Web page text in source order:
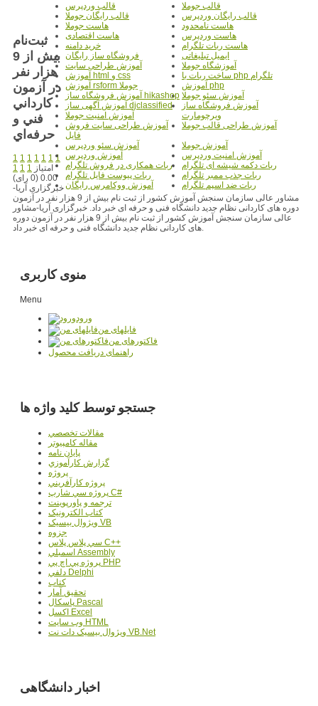
قالب جوملا
قالب وردپرس
قالب رایگان وردپرس
قالب رایگان جوملا
هاست نامحدود
هاست جوملا
هاست وردپرس
هاست اقتصادی
هاست ربات تلگرام
خرید دامنه
ایمیل تبلیغاتی
فروشگاه ساز رایگان
آموزشگاه جوملا
آموزش طراحی سایت
ساخت ربات با php تلگرام
آموزش html و css
آموزش php
آموزش rsform جوملا
آموزش سئو جوملا آموزش فروشگاه ساز hikashop
آموزش فروشگاه ساز
ویرچومارت
آموزش آگهی ساز djclassified
آموزش امنیت جوملا
آموزش طراحی قالب جوملا
آموزش طراحی سایت فروش
فایل
آموزش جوملا
آموزش سئو وردپرس
آموزش امنیت وردپرس
آموزش وردپرس
ربات دکمه شیشه ای تلگرام
ربات همکاری در فروش تلگرام
ربات جذب ممبر تلگرام
ربات پیوست فایل تلگرام
ربات ضد اسپم تلگرام
آموزش ووکامرس رایگان
ثبت‌نام
بيش از 9
هزار نفر
در آزمون
کارداني
فني و
حرفه‌اي
1 1 1 1 1 1 1
1 1 1 امتیاز
0.00 (0 رای)
خبرگزاری آریا-
مشاور عالی سازمان سنجش آموزش کشور از ثبت نام بیش از 9 هزار نفر در آزمون
دوره های کاردانی نظام جدید دانشگاه فنی و حرفه ای خبر داد. خبرگزاری آریا-مشاور
عالی سازمان سنجش آموزش کشور از ثبت نام بیش از 9 هزار نفر در آزمون دوره
های کاردانی نظام جدید دانشگاه فنی و حرفه ای خبر داد.
منوی کاربری
Menu
ورود
فایلهای من
فاکتورهای من
راهنمای دریافت محصول
جستجو توسط کلید واژه ها
مقالات تخصصي
مقاله کامپیوتر
پایان نامه
گزارش کارآموزي
پروژه
پروژه کارآفريني
پروژه سي شارپ C#
ترجمه و پاورپوينت
کتاب الکترونيک
ويژوال بيسيک VB
جزوه
سي پلاس پلاس C++
اسمبلي Assembly
پروژه پي اچ پي PHP
دلفي Delphi
کتاب
تحقيق آمار
پاسکال Pascal
اکسل Excel
وب سايت HTML
ويژوال بيسيک دات نت VB.Net
اخبار دانشگاهی